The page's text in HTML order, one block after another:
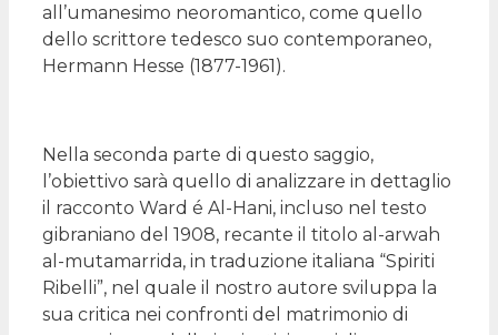
all’umanesimo neoromantico, come quello
dello scrittore tedesco suo contemporaneo,
Hermann Hesse (1877-1961).
Nella seconda parte di questo saggio,
l’obiettivo sarà quello di analizzare in dettaglio
il racconto Ward é Al-Hani, incluso nel testo
gibraniano del 1908, recante il titolo al-arwah
al-mutamarrida, in traduzione italiana “Spiriti
Ribelli”, nel quale il nostro autore sviluppa la
sua critica nei confronti del matrimonio di